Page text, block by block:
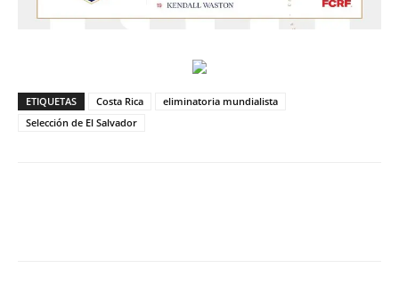
ETIQUETAS Costa Rica
eliminatoria mundialista
Selección de El Salvador